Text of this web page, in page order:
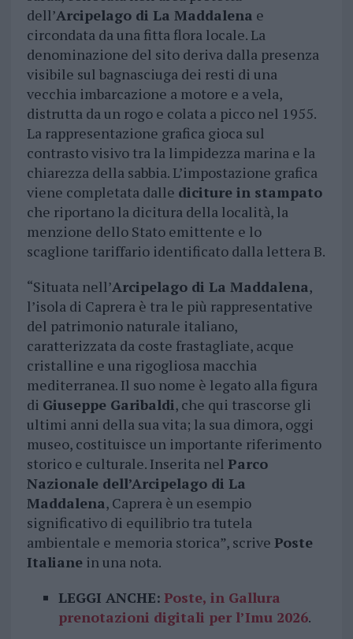
dell’Arcipelago di La Maddalena e
circondata da una fitta flora locale. La
denominazione del sito deriva dalla presenza
visibile sul bagnasciuga dei resti di una
vecchia imbarcazione a motore e a vela,
distrutta da un rogo e colata a picco nel 1955.
La rappresentazione grafica gioca sul
contrasto visivo tra la limpidezza marina e la
chiarezza della sabbia. L’impostazione grafica
viene completata dalle diciture in stampato
che riportano la dicitura della località, la
menzione dello Stato emittente e lo
scaglione tariffario identificato dalla lettera B.
“Situata nell’Arcipelago di La Maddalena,
l’isola di Caprera è tra le più rappresentative
del patrimonio naturale italiano,
caratterizzata da coste frastagliate, acque
cristalline e una rigogliosa macchia
mediterranea. Il suo nome è legato alla figura
di Giuseppe Garibaldi, che qui trascorse gli
ultimi anni della sua vita; la sua dimora, oggi
museo, costituisce un importante riferimento
storico e culturale. Inserita nel Parco
Nazionale dell’Arcipelago di La
Maddalena, Caprera è un esempio
significativo di equilibrio tra tutela
ambientale e memoria storica”, scrive Poste
Italianein una nota.
LEGGI ANCHE: Poste, in Gallura
prenotazioni digitali per l’Imu 2026.